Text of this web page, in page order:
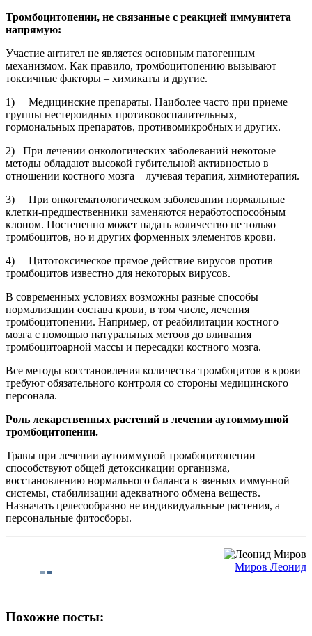
Тромбоцитопении, не связанные с реакцией иммунитета
напрямую:
Участие антител не является основным патогенным
механизмом. Как правило, тромбоцитопению вызывают
токсичные факторы – химикаты и другие.
1) Медицинские препараты. Наиболее часто при приеме
группы нестероидных противовоспалительных,
гормональных препаратов, противомикробных и других.
2) При лечении онкологических заболеваний некотоые
методы обладают высокой губительной активностью в
отношении костного мозга – лучевая терапия, химиотерапия.
3) При онкогематологическом заболевании нормальные
клетки-предшественники заменяются неработоспособным
клоном. Постепенно может падать количество не только
тромбоцитов, но и других форменных элементов крови.
4) Цитотоксическое прямое действие вирусов против
тромбоцитов известно для некоторых вирусов.
В современных условиях возможны разные способы
нормализации состава крови, в том числе, лечения
тромбоцитопении. Например, от реабилитации костного
мозга с помощью натуральных метоов до вливания
тромбоцитоарной массы и пересадки костного мозга.
Все методы восстановления количества тромбоцитов в крови
требуют обязательного контроля со стороны медицинского
персонала.
Роль лекарственных растений в лечении аутоиммунной
тромбоцитопении.
Травы при лечении аутоиммуной тромбоцитопении
способствуют общей детоксикации организма,
восстановлению нормального баланса в звеньях иммунной
системы, стабилизации адекватного обмена веществ.
Назначать целесообразно не индивидуальные растения, а
персональные фитосборы.
Миров Леонид
Похожие посты: